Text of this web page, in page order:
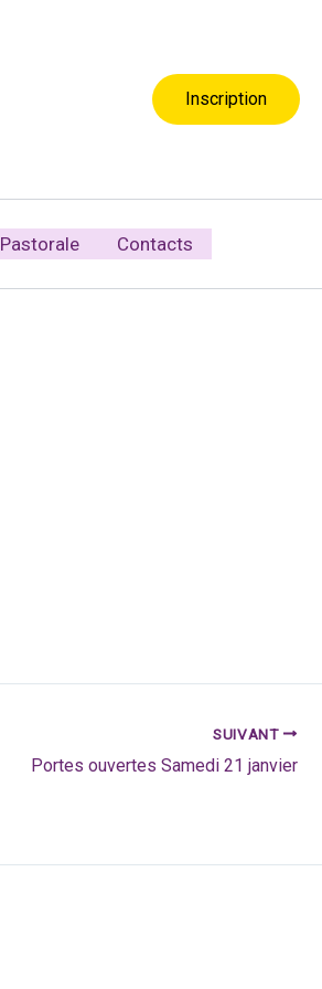
Inscription
Pastorale Contacts
SUIVANT
Portes ouvertes Samedi 21 janvier